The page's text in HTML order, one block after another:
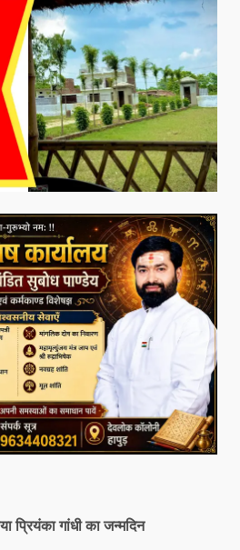
प्रियंका गांधी का जन्मदिन